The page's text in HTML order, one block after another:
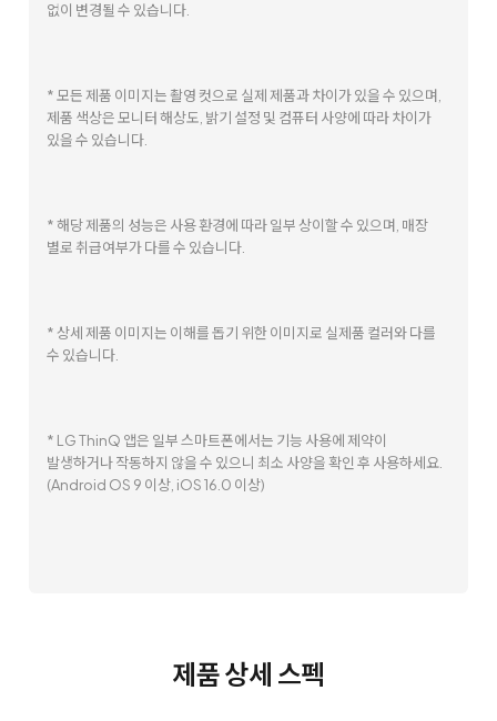
없이 변경될 수 있습니다.
* 모든 제품 이미지는 촬영 컷으로 실제 제품과 차이가 있을 수 있으며,
제품 색상은 모니터 해상도, 밝기 설정 및 컴퓨터 사양에 따라 차이가
있을 수 있습니다.
* 해당 제품의 성능은 사용 환경에 따라 일부 상이할 수 있으며, 매장
별로 취급여부가 다를 수 있습니다.
* 상세 제품 이미지는 이해를 돕기 위한 이미지로 실제품 컬러와 다를
수 있습니다.
* LG ThinQ 앱은 일부 스마트폰에서는 기능 사용에 제약이
발생하거나 작동하지 않을 수 있으니 최소 사양을 확인 후 사용하세요.
(Android OS 9 이상, iOS 16.0 이상)
제품 상세 스펙